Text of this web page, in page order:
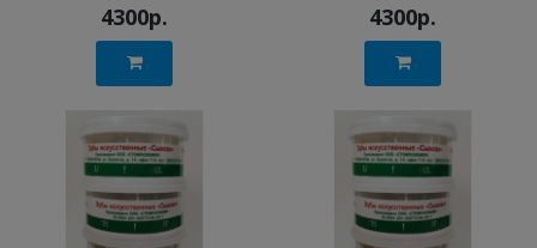
4300р. 4300р.